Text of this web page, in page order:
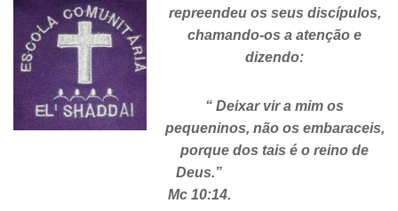
repreendeu os seus discípulos,
chamando-os a atenção e
dizendo:
“ Deixar vir a mim os
pequeninos, não os embaraceis,
porque dos tais é o reino de
Deus.”
Mc 10:14.